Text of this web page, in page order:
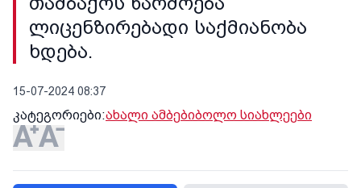
ლიცენზირებადი საქმიანობა
ხდება.
15-07-2024 08:37
კატეგორიები:ახალი ამბებიბოლო სიახლეები